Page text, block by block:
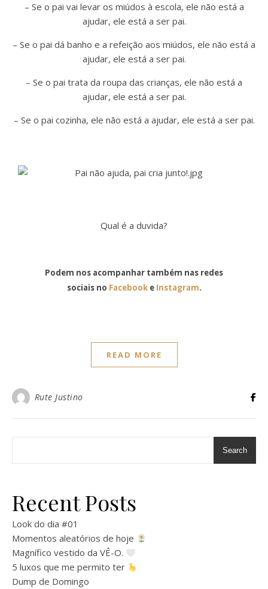
– Se o pai vai levar os miúdos à escola, ele não está a
ajudar, ele está a ser pai.
– Se o pai dá banho e a refeição aos miúdos, ele não está a
ajudar, ele está a ser pai.
– Se o pai trata da roupa das crianças, ele não está a
ajudar, ele está a ser pai.
– Se o pai cozinha, ele não está a ajudar, ele está a ser pai.
Qual é a duvida?
Podem nos acompanhar também nas redes
sociais no Facebooke Instagram.
READ MORE
Rute Justino
Search
Recent Posts
Look do dia #01
Momentos aleatórios de hoje
Magnífico vestido da VÊ-O.
5 luxos que me permito ter
Dump de Domingo